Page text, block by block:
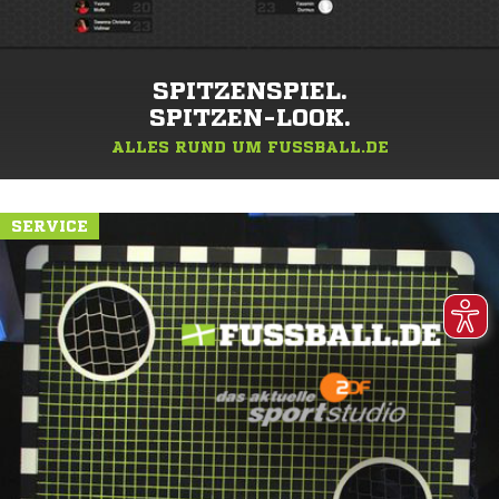
SPITZENSPIEL.
SPITZEN-LOOK.
ALLES RUND UM FUSSBALL.DE
SERVICE